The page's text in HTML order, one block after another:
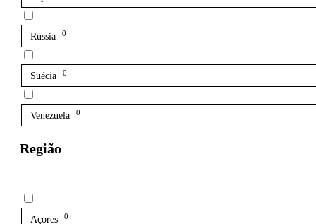
Rússia 0
Suécia 0
Venezuela 0
Região
Açores 0